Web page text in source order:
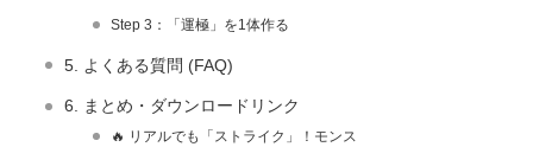
Step 3：「運極」を1体作る
5. よくある質問 (FAQ)
6. まとめ・ダウンロードリンク
🔥 リアルでも「ストライク」！モンス